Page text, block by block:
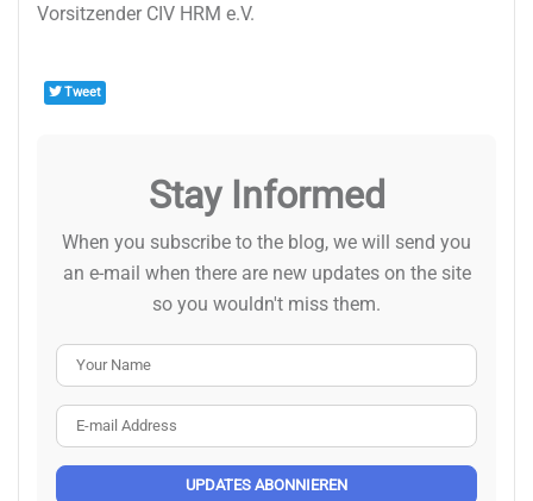
Vorsitzender CIV HRM e.V.
Tweet
Stay Informed
When you subscribe to the blog, we will send you
an e-mail when there are new updates on the site
so you wouldn't miss them.
UPDATES ABONNIEREN